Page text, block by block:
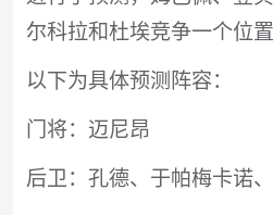
尔科拉和杜埃竞争一个位置
以下为具体预测阵容：
门将：迈尼昂
后卫：孔德、于帕梅卡诺